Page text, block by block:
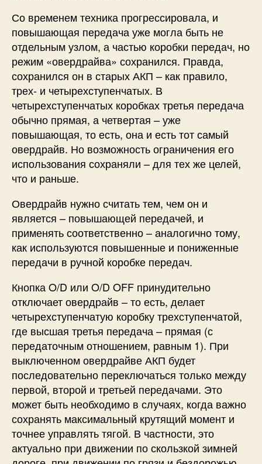
Со временем техника прогрессировала, и
повышающая передача уже могла быть не
отдельным узлом, а частью коробки передач, но
режим «овердрайва» сохранился. Правда,
сохранился он в старых АКП – как правило,
трех- и четырехступенчатых. В
четырехступенчатых коробках третья передача
обычно прямая, а четвертая – уже
повышающая, то есть, она и есть тот самый
овердрайв. Но возможность ограничения его
использования сохраняли – для тех же целей,
что и раньше.
Овердрайв нужно считать тем, чем он и
является – повышающей передачей, и
применять соответственно – аналогично тому,
как используются повышенные и пониженные
передачи в ручной коробке передач.
Кнопка O/D или O/D OFF принудительно
отключает овердрайв – то есть, делает
четырехступенчатую коробку трехступенчатой,
где высшая третья передача – прямая (с
передаточным отношением, равным 1). При
выключенном овердрайве АКП будет
последовательно переключаться только между
первой, второй и третьей передачами. Это
может быть необходимо в случаях, когда важно
сохранять максимальный крутящий момент и
точнее управлять тягой. В частности, это
актуально при движении по скользкой зимней